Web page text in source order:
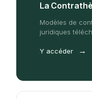
La
Modèles de
juridiques
Y accéder →